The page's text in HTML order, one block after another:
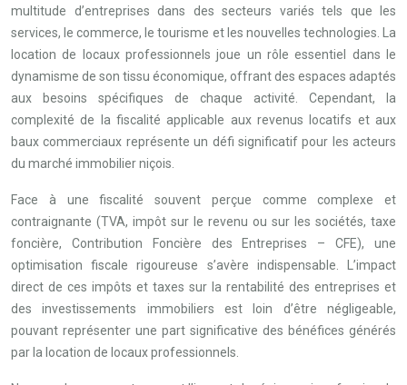
multitude d’entreprises dans des secteurs variés tels que les
services, le commerce, le tourisme et les nouvelles technologies. La
location de locaux professionnels joue un rôle essentiel dans le
dynamisme de son tissu économique, offrant des espaces adaptés
aux besoins spécifiques de chaque activité. Cependant, la
complexité de la fiscalité applicable aux revenus locatifs et aux
baux commerciaux représente un défi significatif pour les acteurs
du marché immobilier niçois.
Face à une fiscalité souvent perçue comme complexe et
contraignante (TVA, impôt sur le revenu ou sur les sociétés, taxe
foncière, Contribution Foncière des Entreprises – CFE), une
optimisation fiscale rigoureuse s’avère indispensable. L’impact
direct de ces impôts et taxes sur la rentabilité des entreprises et
des investissements immobiliers est loin d’être négligeable,
pouvant représenter une part significative des bénéfices générés
par la location de locaux professionnels.